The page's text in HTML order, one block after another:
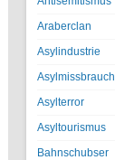
Araberclan
Asylindustrie
Asylmissbrauch
Asylterror
Asyltourismus
Bahnschubser